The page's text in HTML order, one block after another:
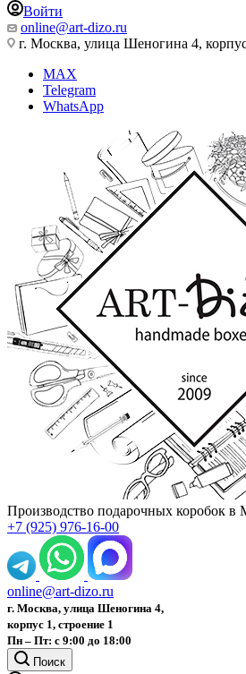
Войти
online@art-dizo.ru
г. Москва, улица Шеногина 4,
MAX
Telegram
WhatsApp
Производство подарочных коробок в
+7 (925) 976-16-00
online@art-dizo.ru
г. Москва, улица Шеногина 4,
корпус 1, строение 1
Пн – Пт: с 9:00 до 18:00
Поиск